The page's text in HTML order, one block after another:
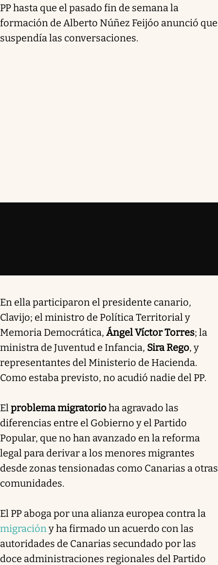
PP hasta que el pasado fin de semana la
formación de Alberto Núñez Feijóo anunció que
suspendía las conversaciones.
En ella participaron el presidente canario,
Clavijo; el ministro de Política Territorial y
Memoria Democrática, Ángel Víctor Torres; la
ministra de Juventud e Infancia, Sira Rego, y
representantes del Ministerio de Hacienda.
Como estaba previsto, no acudió nadie del PP.
El problema migratorioha agravado las
diferencias entre el Gobierno y el Partido
Popular, que no han avanzado en la reforma
legal para derivar a los menores migrantes
desde zonas tensionadas como Canarias a otras
comunidades.
El PP aboga por una alianza europea contra la
migración y ha firmado un acuerdo con las
autoridades de Canarias secundado por las
doce administraciones regionales del Partido